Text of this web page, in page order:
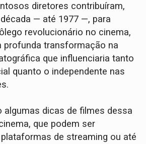
diretores contribuíram,
— até 1977 —, para
revolucionário no cinema,
profunda transformação na
que influenciaria tanto
quanto o independente nas
algumas dicas de filmes dessa
que podem ser
de streaming ou até